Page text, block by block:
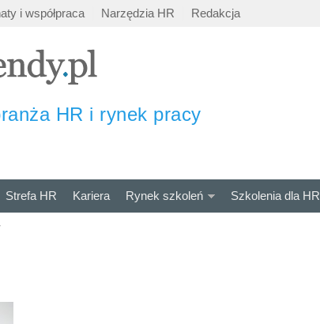
i współpraca Narzędzia HR Redakcja
HR i rynek pracy
Strefa HR Kariera Rynek szkoleń Szkolenia dla HR